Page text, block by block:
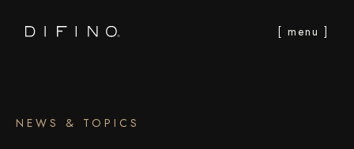
[ menu ]
NEWS & TOPICS